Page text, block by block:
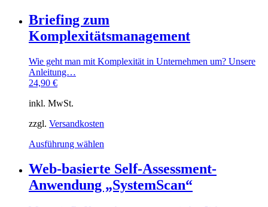
Briefing zum
Komplexitätsmanagement
Wie geht man mit Komplexität in Unternehmen um? Unsere
Anleitung…
24,90 €
inkl. MwSt.
zzgl. Versandkosten
Ausführung wählen
weist
mehrere
Varianten
Web-basierte Self-Assessment-
Anwendung „SystemScan“